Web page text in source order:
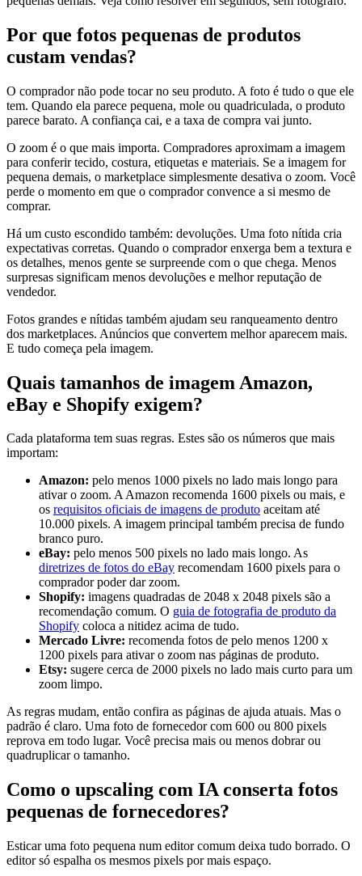
Por que fotos pequenas de produtos
custam vendas?
O comprador não pode tocar no seu produto. A foto é tudo o que ele
tem. Quando ela parece pequena, mole ou quadriculada, o produto
parece barato. A confiança cai, e a taxa de compra vai junto.
O zoom é o que mais importa. Compradores aproximam a imagem
para conferir tecido, costura, etiquetas e materiais. Se a imagem for
pequena demais, o marketplace simplesmente desativa o zoom. Você
perde o momento em que o comprador convence a si mesmo de
comprar.
Há um custo escondido também: devoluções. Uma foto nítida cria
expectativas corretas. Quando o comprador enxerga bem a textura e
os detalhes, menos gente se surpreende com o que chega. Menos
surpresas significam menos devoluções e melhor reputação de
vendedor.
Fotos grandes e nítidas também ajudam seu ranqueamento dentro
dos marketplaces. Anúncios que convertem melhor aparecem mais.
E tudo começa pela imagem.
Quais tamanhos de imagem Amazon,
eBay e Shopify exigem?
Cada plataforma tem suas regras. Estes são os números que mais
importam:
Amazon: pelo menos 1000 pixels no lado mais longo para
ativar o zoom. A Amazon recomenda 1600 pixels ou mais, e
os requisitos oficiais de imagens de produto aceitam até
10.000 pixels. A imagem principal também precisa de fundo
branco puro.
eBay: pelo menos 500 pixels no lado mais longo. As
diretrizes de fotos do eBay recomendam 1600 pixels para o
comprador poder dar zoom.
Shopify: imagens quadradas de 2048 x 2048 pixels são a
recomendação comum. O guia de fotografia de produto da
Shopify coloca a nitidez acima de tudo.
Mercado Livre: recomenda fotos de pelo menos 1200 x
1200 pixels para ativar o zoom nas páginas de produto.
Etsy: sugere cerca de 2000 pixels no lado mais curto para um
zoom limpo.
As regras mudam, então confira as páginas de ajuda atuais. Mas o
padrão é claro. Uma foto de fornecedor com 600 ou 800 pixels
reprova em todo lugar. Você precisa mais ou menos dobrar ou
quadruplicar o tamanho.
Como o upscaling com IA conserta fotos
pequenas de fornecedores?
Esticar uma foto pequena num editor comum deixa tudo borrado. O
editor só espalha os mesmos pixels por mais espaço.